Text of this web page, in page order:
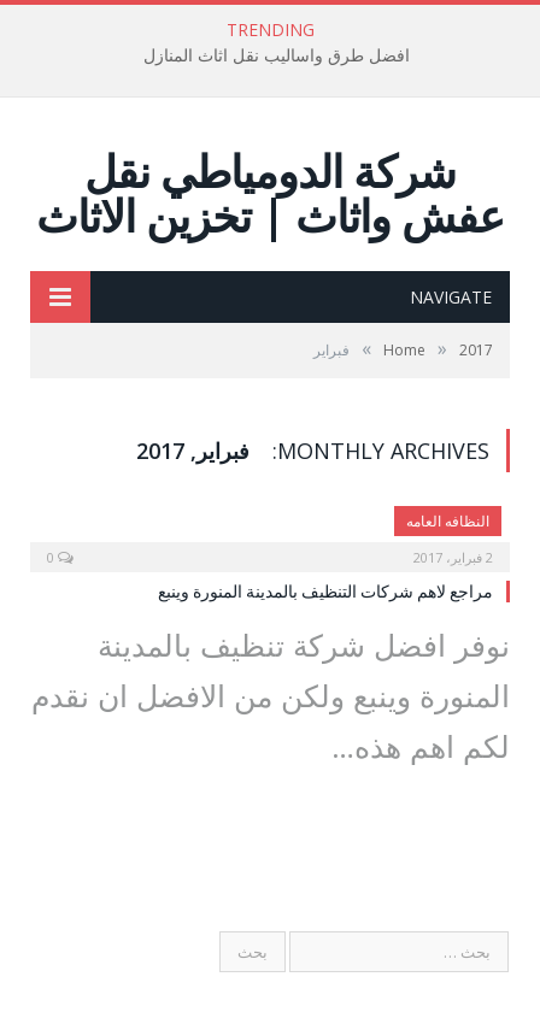
TRENDING
افضل طرق واساليب نقل اثاث المنازل
شركة الدومياطي نقل
عفش واثاث | تخزين الاثاث
NAVIGATE
Home » 2017
» فبراير
MONTHLY ARCHIVES: فبراير, 2017
النظافه العامه
2 فبراير، 2017
مراجع لاهم شركات التنظيف بالمدينة المنورة وينبع
نوفر افضل شركة تنظيف بالمدينة
المنورة وينبع ولكن من الافضل ان نقدم
لكم اهم هذه…